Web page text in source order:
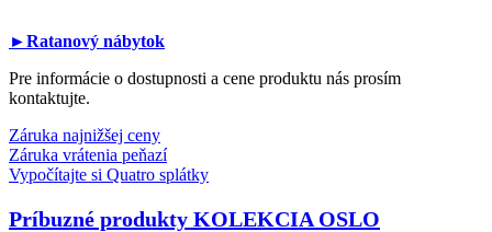
►Ratanový nábytok
Pre informácie o dostupnosti a cene produktu nás prosím
kontaktujte.
Záruka najnižšej ceny
Záruka vrátenia peňazí
Vypočítajte si Quatro splátky
Príbuzné produkty KOLEKCIA OSLO